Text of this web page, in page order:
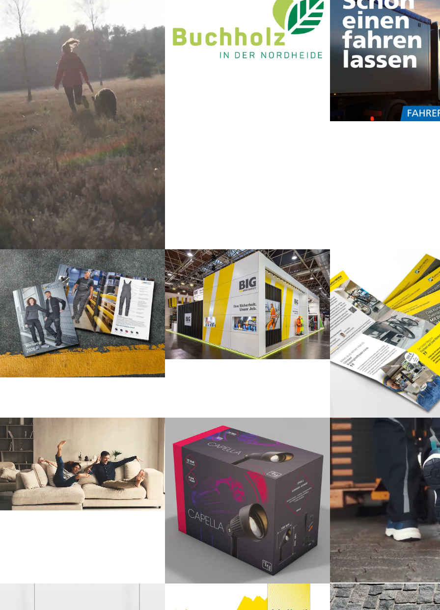
3D Visualisierung Corporate Design
Publishing
Direktmarketing
Markenentwicklung
Onlinemarketing
Social Media Verpackungs Design Webdesign
Onlinemarketing Print Social
Database Publishing Print Verpackungs
Design
360° Kommunikation im Raum
Direktmarketing Print
3D Visualisierung
Corporate
Publishing
Verpackungs